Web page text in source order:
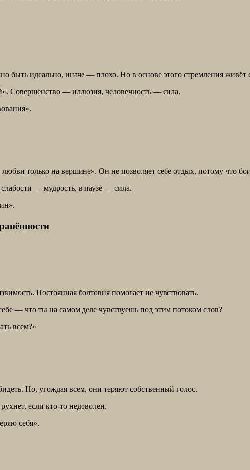
быть идеально, иначе — плохо. Но в основе этого стремления живёт
Совершенство — иллюзия, человечность — сила.
только на вершине». Он не позволяет себе отдых, потому что
— мудрость, в паузе — сила.
Постоянная болтовня помогает не чувствовать.
— что ты на самом деле чувствуешь под этим потоком слов?
всем?»
Но, угождая всем, они теряют собственный голос.
если кто-то недоволен.
себя».